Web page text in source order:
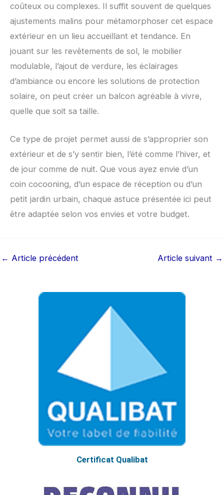
coûteux ou complexes. Il suffit souvent de quelques
ajustements malins pour métamorphoser cet espace
extérieur en un lieu accueillant et tendance. En
jouant sur les revêtements de sol, le mobilier
modulable, l’ajout de verdure, les éclairages
d’ambiance ou encore les solutions de protection
solaire, on peut créer un balcon agréable à vivre,
quelle que soit sa taille.
Ce type de projet permet aussi de s’approprier son
extérieur et de s’y sentir bien, l’été comme l’hiver, et
de jour comme de nuit. Que vous ayez envie d’un
coin cocooning, d’un espace de réception ou d’un
petit jardin urbain, chaque astuce présentée ici peut
être adaptée selon vos envies et votre budget.
← Article précédent Article suivant →
Certificat Qualibat